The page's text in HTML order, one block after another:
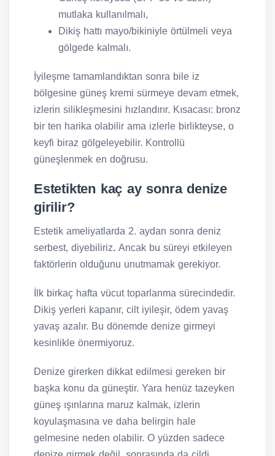
mutlaka kullanılmalı,
Dikiş hattı mayo/bikiniyle örtülmeli veya
gölgede kalmalı.
İyileşme tamamlandıktan sonra bile iz
bölgesine güneş kremi sürmeye devam etmek,
izlerin silikleşmesini hızlandırır. Kısacası: bronz
bir ten harika olabilir ama izlerle birlikteyse, o
keyfi biraz gölgeleyebilir. Kontrollü
güneşlenmek en doğrusu.
Estetikten kaç ay sonra denize
girilir?
Estetik ameliyatlarda 2. aydan sonra deniz
serbest, diyebiliriz. Ancak bu süreyi etkileyen
faktörlerin olduğunu unutmamak gerekiyor.
İlk birkaç hafta vücut toparlanma sürecindedir.
Dikiş yerleri kapanır, cilt iyileşir, ödem yavaş
yavaş azalır. Bu dönemde denize girmeyi
kesinlikle önermiyoruz.
Denize girerken dikkat edilmesi gereken bir
başka konu da güneştir. Yara henüz tazeyken
güneş ışınlarına maruz kalmak, izlerin
koyulaşmasına ve daha belirgin hale
gelmesine neden olabilir. O yüzden sadece